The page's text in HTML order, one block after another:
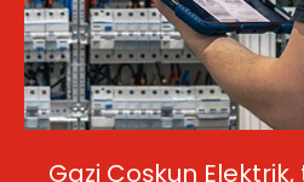
Gazi Coşkun